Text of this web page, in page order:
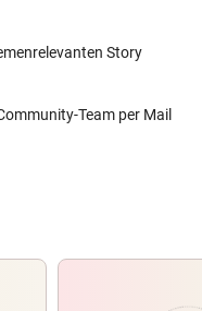
Story
Team per Mail